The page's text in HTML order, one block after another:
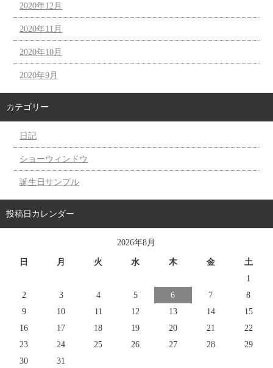
2020年12月
2020年11月
2020年10月
2020年9月
カテゴリー
日記
ショーウィンドウ
誕生日サンプル
投稿日カレンダー
2026年8月
日 月 火 水 木 金
土
1
2
3 4 5 6 7
8
9
10 11 12 13 14
15
16
17 18 19 20 21
22
23
24 25 26 27 28
29
30
31